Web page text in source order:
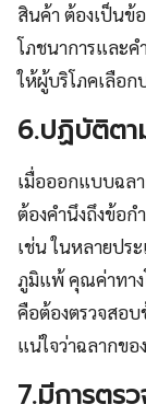
สินค้า ต้องเป็นข้
โภชนาการและค
ให้ผู้บริโภคเลือก
6.ปฏิบัติต
เมื่อออกแบบฉล
ต้องคำนึงถึงข้อก
เช่น ในหลายปร
ภูมิแพ้ คุณค่าทา
คือต้องตรวจสอ
แน่ใจว่าฉลากข
7.มีการตร